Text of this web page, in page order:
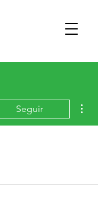
Seguir